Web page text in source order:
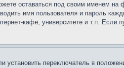
оставаться под своим именем
имя пользователя и пароль
кафе, университете и т.п. Если
переключатель в